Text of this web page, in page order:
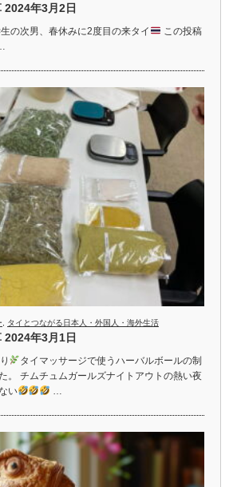
2024年3月2日
の次男、春休みに2度目の来タイ
この投稿
タイとつながる日本人・外国人・海外生活
2024年3月1日
タイマッサージで使うハーバルボールの制
。 チムチュムガールズナイトアウトの熱い夜
い
…